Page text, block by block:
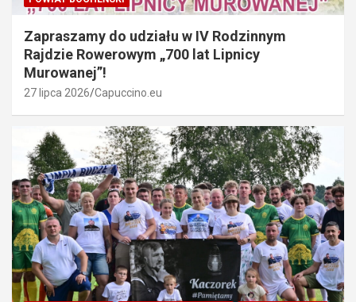
Zapraszamy do udziału w IV Rodzinnym
Rajdzie Rowerowym „700 lat Lipnicy
Murowanej”!
27 lipca 2026 Capuccino.eu